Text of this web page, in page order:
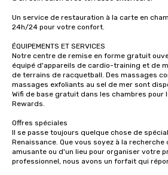
Un service de restauration à la carte en
24h/24 pour votre confort.
ÉQUIPEMENTS ET SERVICES
Notre centre de remise en forme gratuit
équipé d'appareils de cardio-training et de
de terrains de racquetball. Des massages
massages exfoliants au sel de mer sont
Wifi de base gratuit dans les chambres pour
Rewards.
Offres spéciales
Il se passe toujours quelque chose de
Renaissance. Que vous soyez à la recherche
amusante ou d'un lieu pour organiser votre
professionnel, nous avons un forfait qui